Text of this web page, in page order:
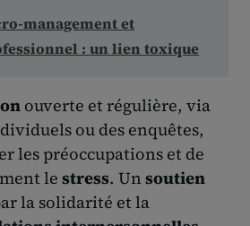
management et
: un lien toxique
ouverte et régulière, via
ou des enquêtes,
les préoccupations et de
lestress. Un soutien
la solidarité et la